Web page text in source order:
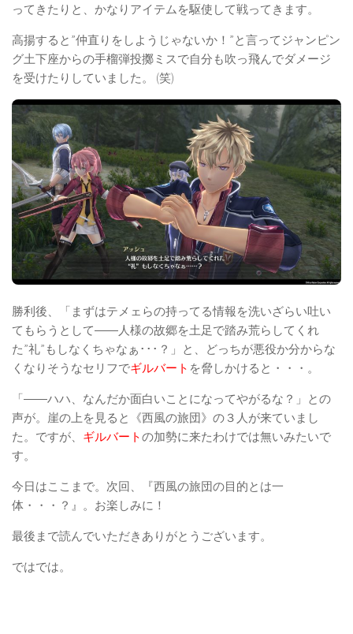
ってきたりと、かなりアイテムを駆使して戦ってきます。
高揚すると”仲直りをしようじゃないか！”と言ってジャンピン
グ土下座からの手榴弾投擲ミスで自分も吹っ飛んでダメージ
を受けたりしていました。 (笑)
勝利後、「まずはテメェらの持ってる情報を洗いざらい吐い
てもらうとして――人様の故郷を土足で踏み荒らしてくれ
た”礼”もしなくちゃなぁ･･･？」と、どっちが悪役か分からな
くなりそうなセリフでギルバート を脅しかけると・・・。
「――ハハ、なんだか面白いことになってやがるな？」との
声が。崖の上を見ると《西風の旅団》の３人が来ていまし
た。ですが、 ギルバートの加勢に来たわけでは無いみたいで
す。
今日はここまで。次回、『西風の旅団の目的とは一
体・・・？』。お楽しみに！
最後まで読んでいただきありがとうございます。
ではでは。